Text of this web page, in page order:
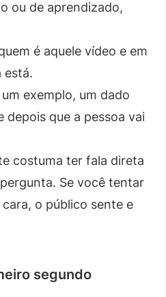
ou de aprendizado,
é aquele vídeo e em
está.
exemplo, um dado
depois que a pessoa vai
costuma ter fala direta
Se você tentar
o público sente e
segundo